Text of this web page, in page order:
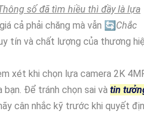
số đã tìm hiều thì đầy là lựa
cả phải chăng mà vẫn 🔄 Chắc
tín và chất lượng của thương
xét khi chọn lựa camera 2K
bạn. Để tránh chọn sai và tin
cân nhắc kỹ trước khi quyết